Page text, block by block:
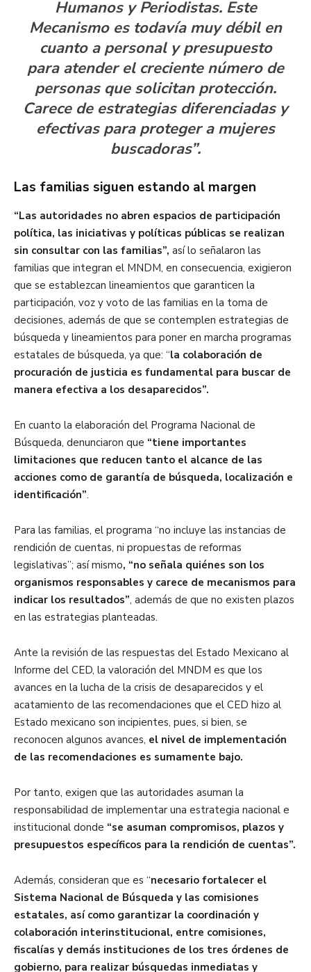
Humanos y Periodistas. Este
Mecanismo es todavía muy débil en
cuanto a personal y presupuesto
para atender el creciente número de
personas que solicitan protección.
Carece de estrategias diferenciadas y
efectivas para proteger a mujeres
buscadoras”.
Las familias siguen estando al margen
“Las autoridades no abren espacios de participación
política, las iniciativas y políticas públicas se realizan
sin consultar con las familias”, así lo señalaron las
familias que integran el MNDM, en consecuencia, exigieron
que se establezcan lineamientos que garanticen la
participación, voz y voto de las familias en la toma de
decisiones, además de que se contemplen estrategias de
búsqueda y lineamientos para poner en marcha programas
estatales de búsqueda, ya que: “la colaboración de
procuración de justicia es fundamental para buscar de
manera efectiva a los desaparecidos”.
En cuanto la elaboración del Programa Nacional de
Búsqueda, denunciaron que “tiene importantes
limitaciones que reducen tanto el alcance de las
acciones como de garantía de búsqueda, localización e
identificación”.
Para las familias, el programa “no incluye las instancias de
rendición de cuentas, ni propuestas de reformas
legislativas”; así mismo, “no señala quiénes son los
organismos responsables y carece de mecanismos para
indicar los resultados”, además de que no existen plazos
en las estrategias planteadas.
Ante la revisión de las respuestas del Estado Mexicano al
Informe del CED, la valoración del MNDM es que los
avances en la lucha de la crisis de desaparecidos y el
acatamiento de las recomendaciones que el CED hizo al
Estado mexicano son incipientes, pues, si bien, se
reconocen algunos avances, el nivel de implementación
de las recomendaciones es sumamente bajo.
Por tanto, exigen que las autoridades asuman la
responsabilidad de implementar una estrategia nacional e
institucional donde “se asuman compromisos, plazos y
presupuestos específicos para la rendición de cuentas”.
Además, consideran que es “necesario fortalecer el
Sistema Nacional de Búsqueda y las comisiones
estatales, así como garantizar la coordinación y
colaboración interinstitucional, entre comisiones,
fiscalías y demás instituciones de los tres órdenes de
gobierno, para realizar búsquedas inmediatas y